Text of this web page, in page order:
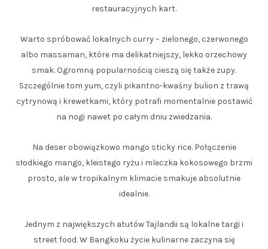
restauracyjnych kart.
Warto spróbować lokalnych curry – zielonego, czerwonego
albo massaman, które ma delikatniejszy, lekko orzechowy
smak. Ogromną popularnością cieszą się także zupy.
Szczególnie tom yum, czyli pikantno-kwaśny bulion z trawą
cytrynową i krewetkami, który potrafi momentalnie postawić
na nogi nawet po całym dniu zwiedzania.
Na deser obowiązkowo mango sticky rice. Połączenie
słodkiego mango, kleistego ryżu i mleczka kokosowego brzmi
prosto, ale w tropikalnym klimacie smakuje absolutnie
idealnie.
Jednym z największych atutów Tajlandii są lokalne targi i
street food. W Bangkoku życie kulinarne zaczyna się